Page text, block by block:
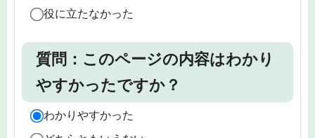
役に立たなかった
質問：このページの内容はわかり
やすかったですか？
わかりやすかった